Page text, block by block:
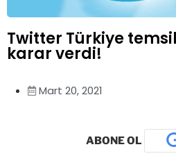
Twitter Türkiye
karar verdi!
Mart 20, 2021
ABONE OL